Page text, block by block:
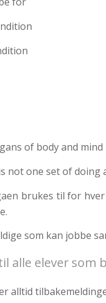
of body and mind
not one set of doing
brukes til for
som kan jobbe
alle elever som
alltid